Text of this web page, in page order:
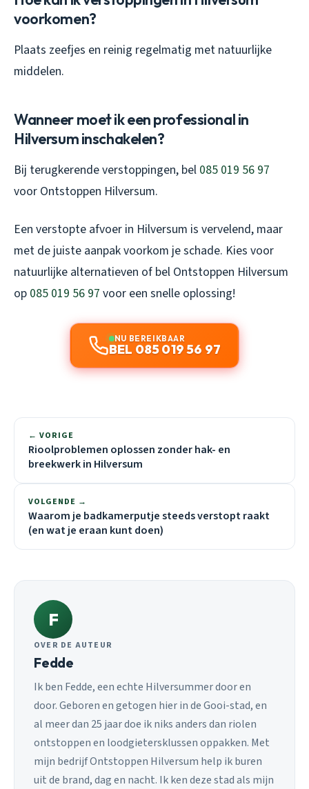
voorkomen?
Plaats zeefjes en reinig regelmatig met natuurlijke
middelen.
Wanneer moet ik een professional in
Hilversum inschakelen?
Bij terugkerende verstoppingen, bel 085 019 56 97
voor Ontstoppen Hilversum.
Een verstopte afvoer in Hilversum is vervelend, maar
met de juiste aanpak voorkom je schade. Kies voor
natuurlijke alternatieven of bel Ontstoppen Hilversum
op 085 019 56 97 voor een snelle oplossing!
NU BEREIKBAAR
BEL 085 019 56 97
← VORIGE
Rioolproblemen oplossen zonder hak- en
breekwerk in Hilversum
VOLGENDE →
Waarom je badkamerputje steeds verstopt raakt
(en wat je eraan kunt doen)
F
OVER DE AUTEUR
Fedde
Ik ben Fedde, een echte Hilversummer door en
door. Geboren en getogen hier in de Gooi-stad, en
al meer dan 25 jaar doe ik niks anders dan riolen
ontstoppen en loodgietersklussen oppakken. Met
mijn bedrijf Ontstoppen Hilversum help ik buren
uit de brand, dag en nacht. Ik ken deze stad als mijn